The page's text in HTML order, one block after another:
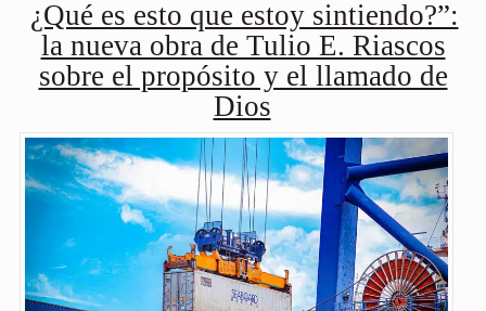
¿Qué es esto que estoy sintiendo?”:
la nueva obra de Tulio E. Riascos
sobre el propósito y el llamado de
Dios